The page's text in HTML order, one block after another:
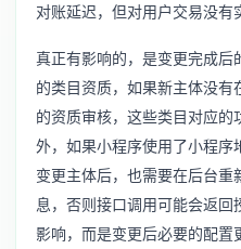
对账延迟，但对用户交易没有
真正有影响的，是变更完成后
的类目资质，如果新主体没有
的资质审核，这些类目对应的
外，如果小程序使用了小程序
变更主体后，也需要在后台
息，否则接口调用可能会返回
影响，而是变更后必要的配置